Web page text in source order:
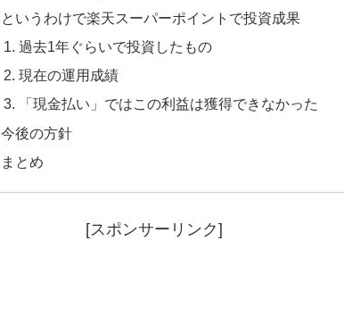
というわけで楽天スーパーポイントで投資成果
過去1年ぐらいで投資したもの
現在の運用成績
「現金払い」ではこの利益は獲得できなかった
今後の方針
まとめ
[スポンサーリンク]